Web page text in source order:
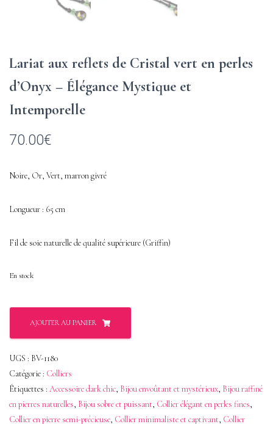
Lariat aux reflets de Cristal vert en perles
d’Onyx – Élégance Mystique et
Intemporelle
70.00€
Noire, Or, Vert, marron givré
Longueur : 65 cm
Fil de soie naturelle de qualité supérieure (Griffin)
En stock
quantité
aux
reflets
de
AJOUTER AU PANIER
UGS : BV-1180
Catégorie : Colliers
Étiquettes : Accessoire dark chic, Bijou envoûtant et mystérieux, Bijou raffiné
en pierres naturelles, Bijou sobre et puissant, Collier élégant en perles fines,
Collier en pierre semi-précieuse, Collier minimaliste et captivant, Collier